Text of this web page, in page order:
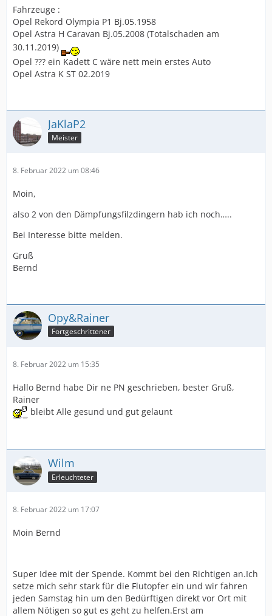
Fahrzeuge :
Opel Rekord Olympia P1 Bj.05.1958
Opel Astra H Caravan Bj.05.2008 (Totalschaden am
30.11.2019)
Opel ??? ein Kadett C wäre nett mein erstes Auto
Opel Astra K ST 02.2019
JaKlaP2
Meister
8. Februar 2022 um 08:46
Moin,
also 2 von den Dämpfungsfilzdingern hab ich noch…..
Bei Interesse bitte melden.
Gruß
Bernd
Opy&Rainer
Fortgeschrittener
8. Februar 2022 um 15:35
Hallo Bernd habe Dir ne PN geschrieben, bester Gruß,
Rainer
bleibt Alle gesund und gut gelaunt
Wilm
Erleuchteter
8. Februar 2022 um 17:07
Moin Bernd
Super Idee mit der Spende. Kommt bei den Richtigen an.Ich
setze mich sehr stark für die Flutopfer ein und wir fahren
jeden Samstag hin um den Bedürftigen direkt vor Ort mit
allem Nötigen so gut es geht zu helfen.Erst am